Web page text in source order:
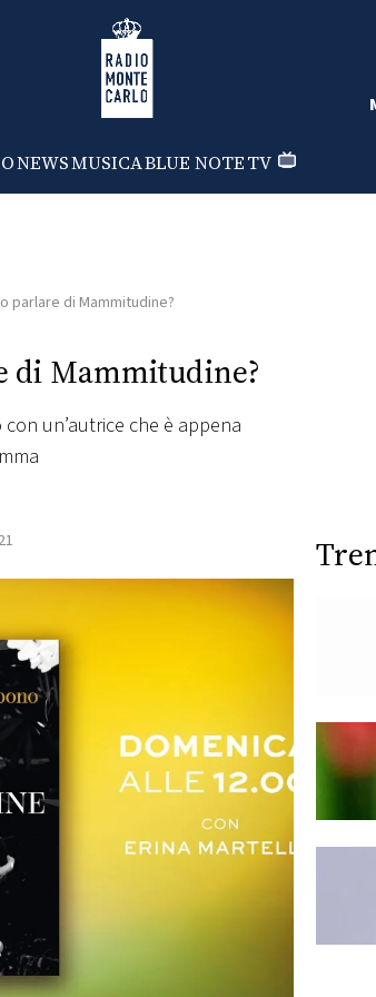
Radio Monte Carlo
NEWSMUSICABLUE NOTETV
parlare di Mammitudine?
di Mammitudine?
un’autrice che è appena